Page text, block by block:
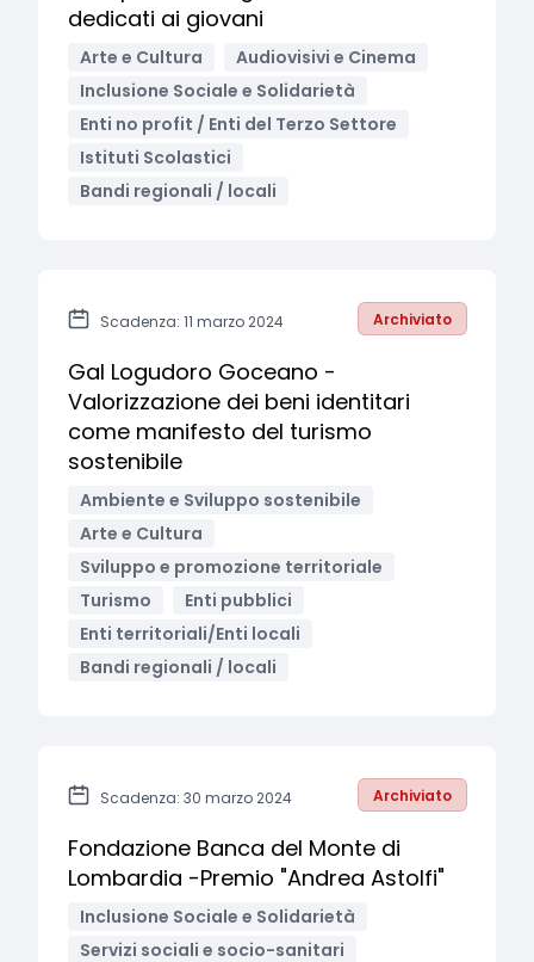
dedicati ai giovani
Arte e Cultura
Audiovisivi e Cinema
Inclusione Sociale e Solidarietà
Enti no profit / Enti del Terzo Settore
Istituti Scolastici
Bandi regionali / locali
Scadenza: 11 marzo 2024 Archiviato
Gal Logudoro Goceano -
Valorizzazione dei beni identitari
come manifesto del turismo
sostenibile
Ambiente e Sviluppo sostenibile
Arte e Cultura
Sviluppo e promozione territoriale
Turismo
Enti pubblici
Enti territoriali/Enti locali
Bandi regionali / locali
Scadenza: 30 marzo 2024 Archiviato
Fondazione Banca del Monte di
Lombardia -Premio "Andrea Astolfi"
Inclusione Sociale e Solidarietà
Servizi sociali e socio-sanitari